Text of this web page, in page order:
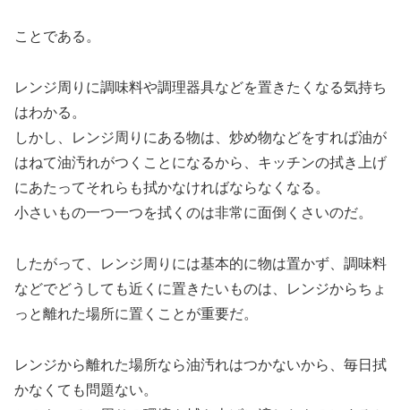
ことである。
レンジ周りに調味料や調理器具などを置きたくなる気持ち
はわかる。
しかし、レンジ周りにある物は、炒め物などをすれば油が
はねて油汚れがつくことになるから、キッチンの拭き上げ
にあたってそれらも拭かなければならなくなる。
小さいもの一つ一つを拭くのは非常に面倒くさいのだ。
したがって、レンジ周りには基本的に物は置かず、調味料
などでどうしても近くに置きたいものは、レンジからちょ
っと離れた場所に置くことが重要だ。
レンジから離れた場所なら油汚れはつかないから、毎日拭
かなくても問題ない。